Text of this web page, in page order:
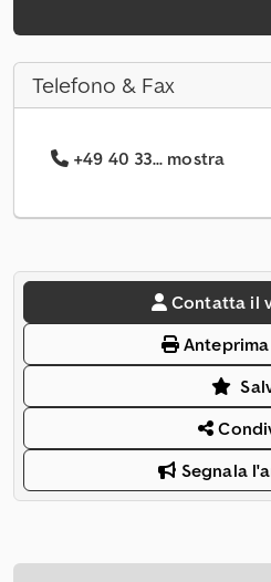
Telefono & Fax
+49 40 33... mostra
Contatta il
Segnala